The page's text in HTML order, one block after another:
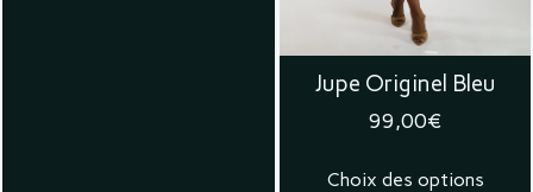
Jupe Originel Bleu
99,00€
Choix des options